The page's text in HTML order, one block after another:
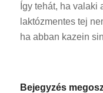
Így tehát, ha valaki
laktózmentes tej
ha abban kazein
Bejegyzés